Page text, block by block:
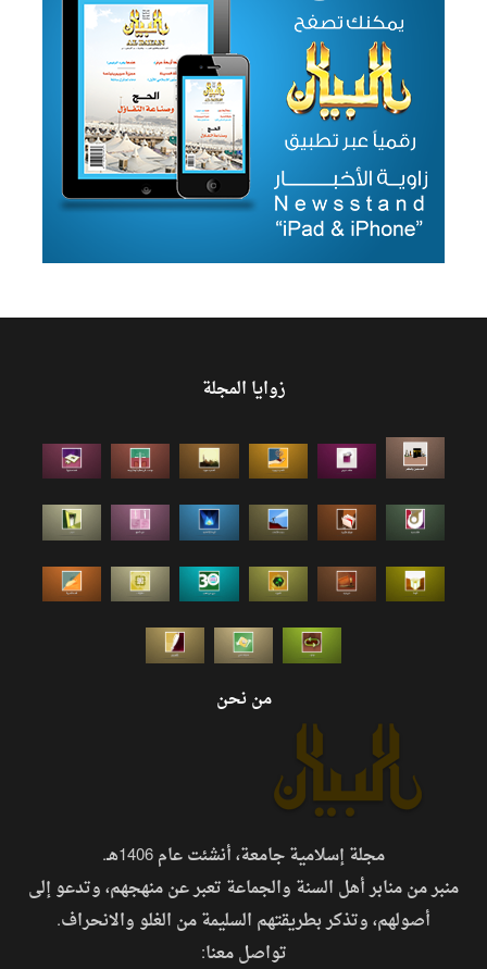
زوايا المجلة
من نحن
مجلة إسلامية جامعة، أنشئت عام 1406هـ.
منبر من منابر أهل السنة والجماعة تعبر عن منهجهم، وتدعو إلى
أصولهم، وتذكر بطريقتهم السليمة من الغلو والانحراف.
تواصل معنا: